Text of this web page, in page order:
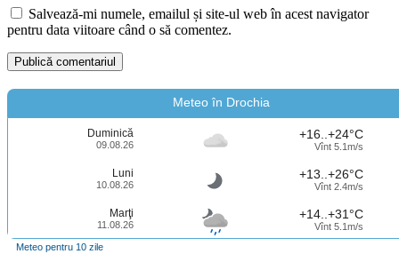
Salvează-mi numele, emailul și site-ul web în acest navigator
pentru data viitoare când o să comentez.
Meteo în Drochia
Duminică
09.08.26
+16..+24°C
Vînt 5.1m/s
Luni
10.08.26
+13..+26°C
Vînt 2.4m/s
Marţi
11.08.26
+14..+31°C
Vînt 5.1m/s
Meteo pentru 10 zile